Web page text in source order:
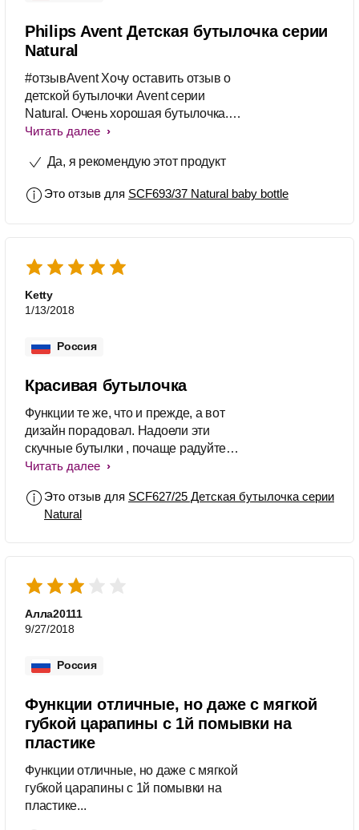
Philips Avent Детская бутылочка серии
Natural
#отзывAvent Хочу оставить отзыв о
детской бутылочки Avent серии
Natural. Очень хорошая бутылочка.
Качественный силикон и пластик,
разными потоками,можно выбрать
малышу. Ребёнку очень нравится,а
Читать далее
Да, я рекомендую этот продукт
Это отзыв для SCF693/37 Natural baby bottle
Ketty
1/13/2018
Россия
Красивая бутылочка
Функции те же, что и прежде, а вот
дизайн порадовал. Надоели эти
скучные бутылки , почаще радуйте
яркими новинками!
Читать далее
Это отзыв для SCF627/25 Детская бутылочка серии
Natural
Алла20111
9/27/2018
Россия
Функции отличные, но даже с мягкой
губкой царапины с 1й помывки на
пластике
Функции отличные, но даже с мягкой
губкой царапины с 1й помывки на
пластике...